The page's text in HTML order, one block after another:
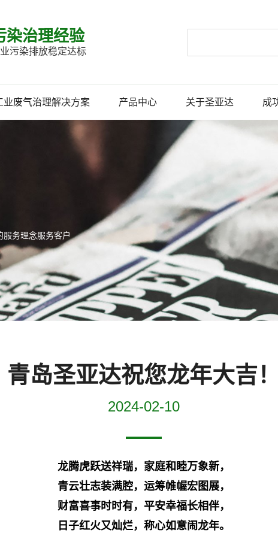
染治理经验
污染排放稳定达标
业废气治理解决方案 产品中心 关于圣亚达 成
务理念服务客户
青岛圣亚达祝您龙年大吉
2024-02-10
龙腾虎跃送祥瑞，家庭和睦万象新，
青云壮志装满腔，运筹帷幄宏图展，
财富喜事时时有， 平安幸福长相伴，
日子红火又灿烂，称心如意闹龙年。